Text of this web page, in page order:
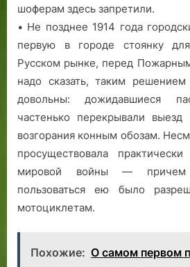
шоферам здесь запретили.
• Не позднее 1914 года
первую в городе стоянку
Русском рынке, перед
надо сказать, таким
довольны: дожидавшиеся
частенько перекрывали
возгорания конным обозам.
просуществовала
мировой войны —
пользоваться ею было
мотоциклетам.
Похожие: О самом первом